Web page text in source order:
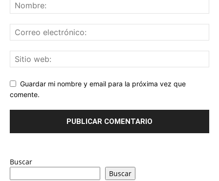
Guardar mi nombre y email para la próxima vez que
comente.
Buscar
Buscar